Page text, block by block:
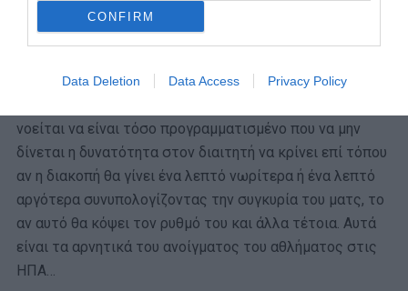
CONFIRM
Data Deletion Data Access Privacy Policy
να δροσίζονται οι παίκτες και να την παλεύουν μέσα
στη τρελή ζέστη αλλά ας είμαστε ειλικρινείς: η ιστορία
Καταρχήν, δεν έχει ιδιαίτερο νόημα όλο αυτό να
νοείται να είναι τόσο προγραμματισμένο που να μην
δίνεται η δυνατότητα στον διαιτητή να κρίνει επί τόπου
αν η διακοπή θα γίνει ένα λεπτό νωρίτερα ή ένα λεπτό
αργότερα συνυπολογίζοντας την συγκυρία του ματς, το
αν αυτό θα κόψει τον ρυθμό του και άλλα τέτοια. Αυτά
είναι τα αρνητικά του ανοίγματος του αθλήματος στις
ΗΠΑ…